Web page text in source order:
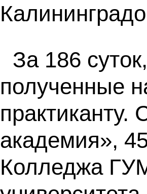
За 186
полученные
практиканту.
академия»,
Колледжа